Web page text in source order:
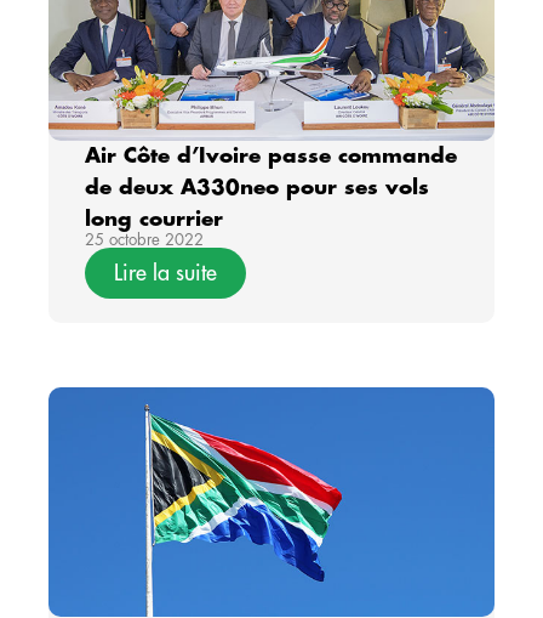
Air Côte d’Ivoire passe commande
de deux A330neo pour ses vols
long courrier
25 octobre 2022
Lire la suite